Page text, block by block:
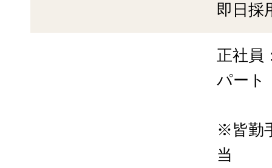
即日採
正社員
パート
※皆勤
当